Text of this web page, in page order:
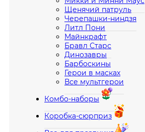
Щенячий патруль
Черепашки-ниндзя
Литл Пони
Майнкрафт
Бравл Старс
Динозавры
Барбоскины
Герои в масках
Все мультгерои
Комбо-наборы
Коробка-сюрприз